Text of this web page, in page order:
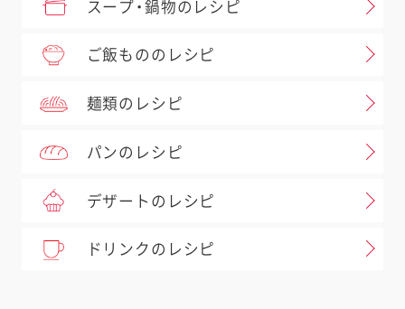
スープ・鍋物のレシピ
ご飯もののレシピ
麺類のレシピ
パンのレシピ
デザートのレシピ
ドリンクのレシピ